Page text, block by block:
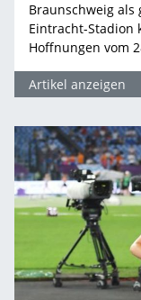
Braunschweig als
Eintracht-Stadion
Hoffnungen vom
Artikel anzeigen